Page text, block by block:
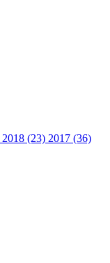
2018 (23) 2017 (36)